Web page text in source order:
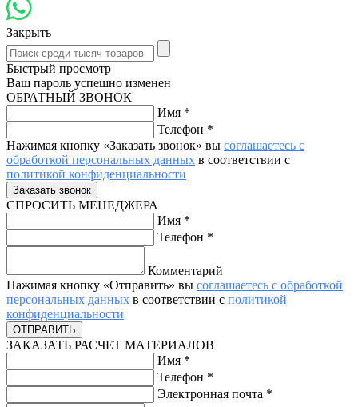
Закрыть
Быстрый просмотр
Ваш пароль успешно изменен
ОБРАТНЫЙ ЗВОНОК
Имя *
Телефон *
Нажимая кнопку «Заказать звонок» вы соглашаетесь с
обработкой персональных данных в соответствии с
политикой конфиденциальности
СПРОСИТЬ МЕНЕДЖЕРА
Имя *
Телефон *
Комментарий
Нажимая кнопку «Отправить» вы соглашаетесь с обработкой
персональных данных в соответствии с политикой
конфиденциальности
ЗАКАЗАТЬ РАСЧЕТ МАТЕРИАЛОВ
Имя *
Телефон *
Электронная почта *